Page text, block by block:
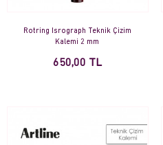
Rotring Isrograph Teknik Çizim
Kalemi 2 mm
650,00 TL